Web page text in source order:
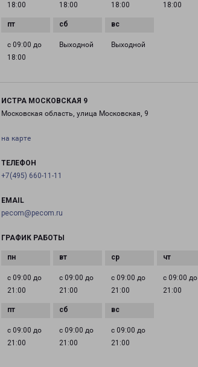
18:00
18:00
18:00
18:00
с 09:00 до
18:00
Выходной Выходной
ИСТРА МОСКОВСКАЯ 9
Московская область, улица Московская, 9
на карте
ТЕЛЕФОН
+7(495) 660-11-11
EMAIL
pecom@pecom.ru
ГРАФИК РАБОТЫ
с 09:00 до
21:00
с 09:00 до
21:00
с 09:00 до
21:00
с 09:00 до
21:00
с 09:00 до
21:00
с 09:00 до
21:00
с 09:00 до
21:00